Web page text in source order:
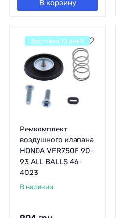
В корзину
Ремкомплект
воздушного клапана
HONDA VFR750F 90-
93 ALL BALLS 46-
4023
В наличии
Доставка 10 дней